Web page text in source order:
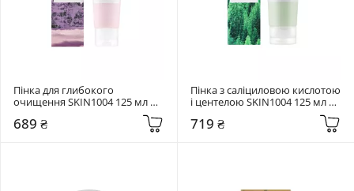
Пінка для глибокого
очищення SKIN1004 125 мл
Poremizing Deep Cleansing
689 ₴
Пінка з саліциловою кислотою
і центелою SKIN1004 125 мл
Madagascar Centella Tea-Trica
Bha Foam
719 ₴